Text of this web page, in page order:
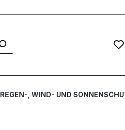
REGEN-, WIND- UND